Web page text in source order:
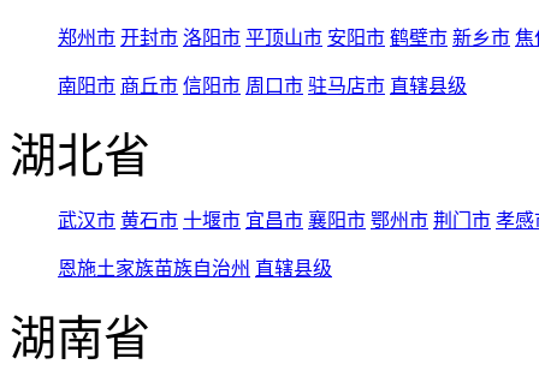
郑州市 开封市 洛阳市 平顶山市 安阳市 鹤壁市 新乡市 焦
南阳市 商丘市 信阳市 周口市 驻马店市 直辖县级
湖北省
武汉市 黄石市 十堰市 宜昌市 襄阳市 鄂州市 荆门市 孝感
恩施土家族苗族自治州 直辖县级
湖南省